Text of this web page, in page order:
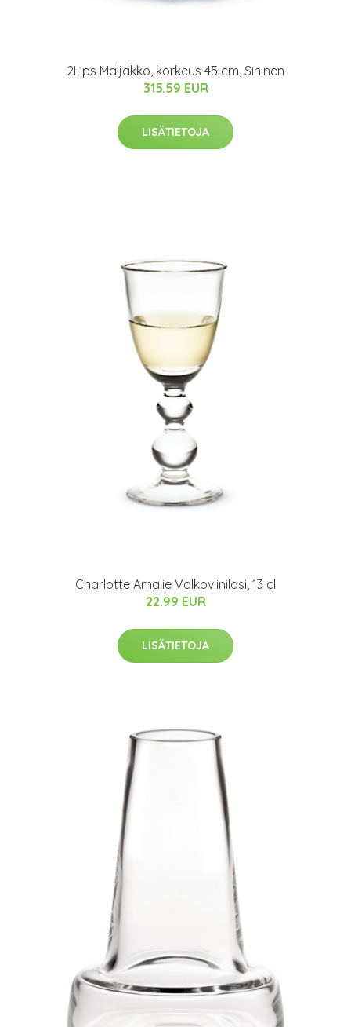
2Lips Maljakko, korkeus 45 cm, Sininen
315.59 EUR
LISÄTIETOJA
Charlotte Amalie Valkoviinilasi, 13 cl
22.99 EUR
LISÄTIETOJA